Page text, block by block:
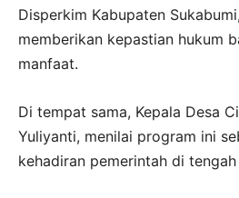
Disperkim Kabupaten
memberikan kepastian hukum
manfaat.
Di tempat sama, Kepala Desa
Yuliyanti, menilai program ini
kehadiran pemerintah di